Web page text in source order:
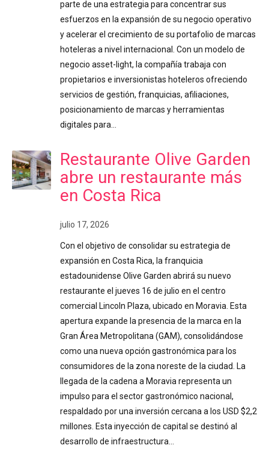
parte de una estrategia para concentrar sus
esfuerzos en la expansión de su negocio operativo
y acelerar el crecimiento de su portafolio de marcas
hoteleras a nivel internacional. Con un modelo de
negocio asset-light, la compañía trabaja con
propietarios e inversionistas hoteleros ofreciendo
servicios de gestión, franquicias, afiliaciones,
posicionamiento de marcas y herramientas
digitales para…
Restaurante Olive Garden
abre un restaurante más
en Costa Rica
julio 17, 2026
Con el objetivo de consolidar su estrategia de
expansión en Costa Rica, la franquicia
estadounidense Olive Garden abrirá su nuevo
restaurante el jueves 16 de julio en el centro
comercial Lincoln Plaza, ubicado en Moravia. Esta
apertura expande la presencia de la marca en la
Gran Área Metropolitana (GAM), consolidándose
como una nueva opción gastronómica para los
consumidores de la zona noreste de la ciudad. La
llegada de la cadena a Moravia representa un
impulso para el sector gastronómico nacional,
respaldado por una inversión cercana a los USD $2,2
millones. Esta inyección de capital se destinó al
desarrollo de infraestructura…